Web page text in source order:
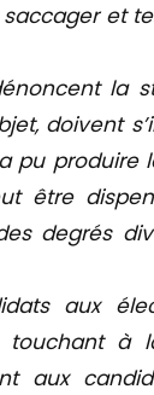
et
la
doivent
pu produire
être
degrés
aux
touchant à
aux